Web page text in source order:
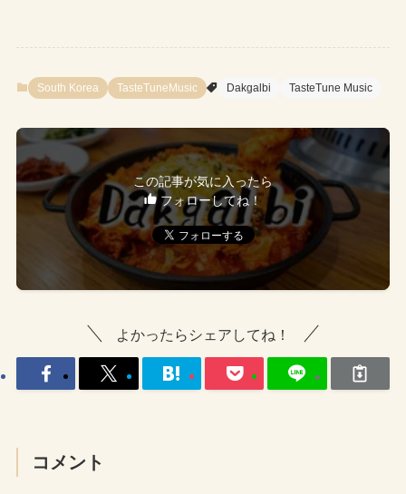
South Korea TasteTuneMusic Dakgalbi TasteTune Music
この記事が気に入ったら
フォローしてね！
よかったらシェアしてね！
コメント